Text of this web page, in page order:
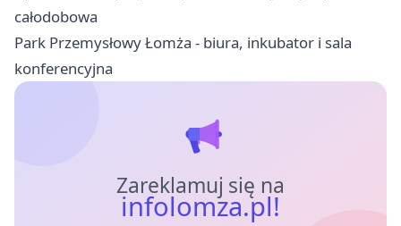
całodobowa
Park Przemysłowy Łomża - biura, inkubator i sala
konferencyjna
Zareklamuj się na
infolomza.pl!